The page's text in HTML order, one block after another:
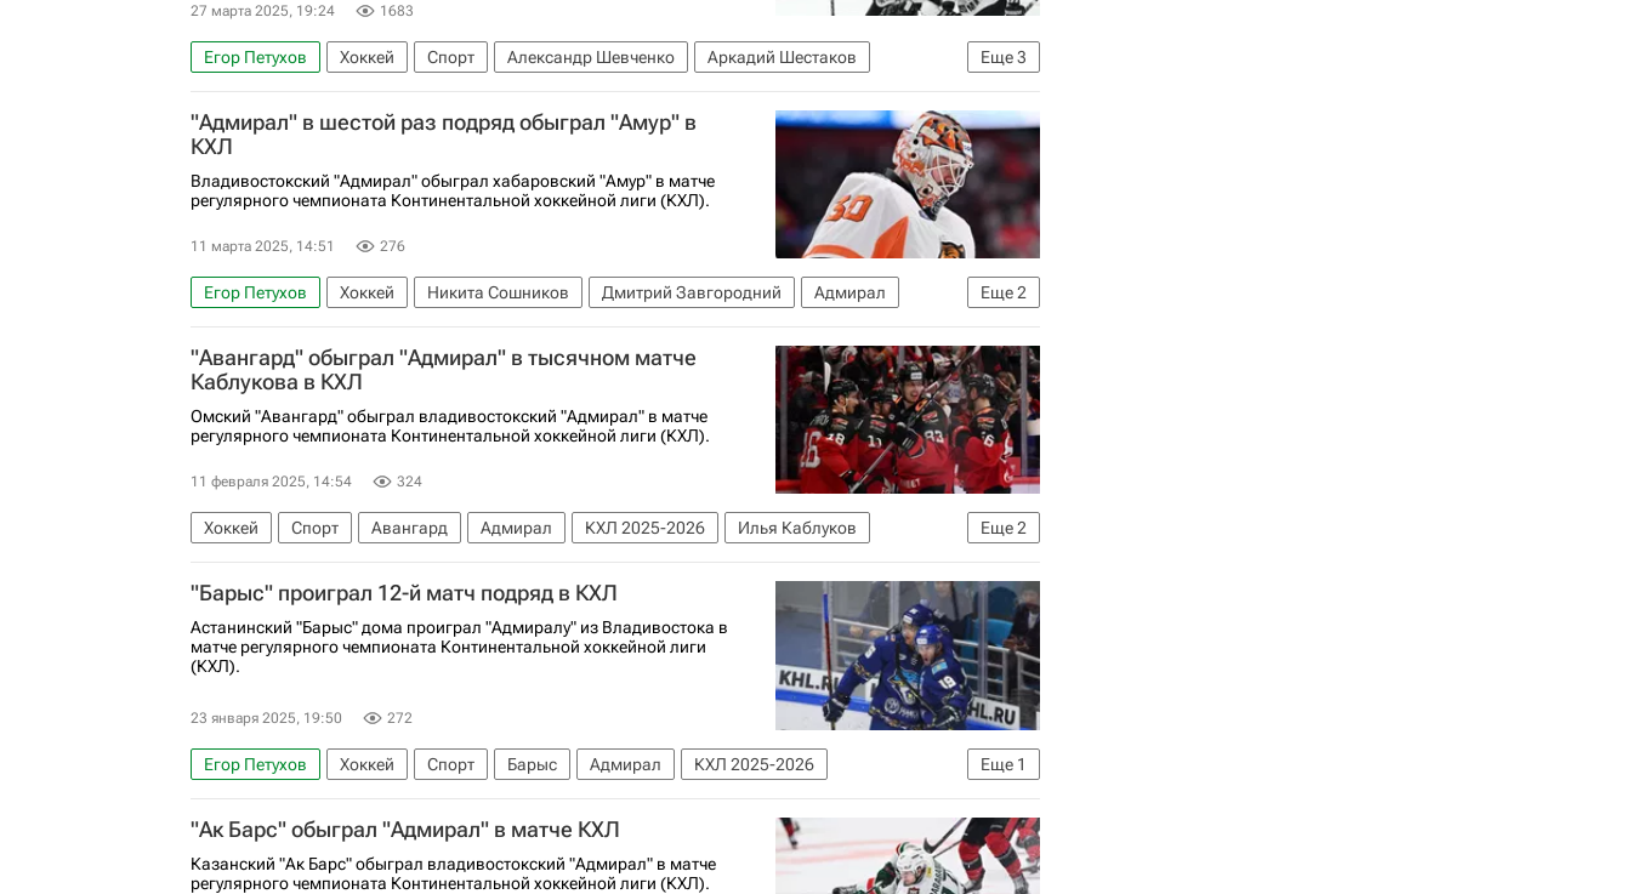
27 марта 2025, 19:24 1683
Еще3
Егор Петухов Хоккей Спорт Александр Шевченко
Аркадий Шестаков
Трактор
Адмирал КХЛ 2025-2026
"Адмирал" в шестой раз подряд обыграл "Амур" в
КХЛ
Владивостокский "Адмирал" обыграл хабаровский "Амур" в матче
регулярного чемпионата Континентальной хоккейной лиги (КХЛ).
11 марта 2025, 14:51 276
Еще2
Егор Петухов Хоккей Никита Сошников Дмитрий Завгородний
Адмирал
Амур
КХЛ 2025-2026
"Авангард" обыграл "Адмирал" в тысячном матче
Каблукова в КХЛ
Омский "Авангард" обыграл владивостокский "Адмирал" в матче
регулярного чемпионата Континентальной хоккейной лиги (КХЛ).
11 февраля 2025, 14:54 324
Еще2
Хоккей Спорт Авангард Адмирал КХЛ 2025-2026
Илья Каблуков
Николай Прохоркин
Дамир Шарипзянов
"Барыс" проиграл 12-й матч подряд в КХЛ
Астанинский "Барыс" дома проиграл "Адмиралу" из Владивостока в
матче регулярного чемпионата Континентальной хоккейной лиги
(КХЛ).
23 января 2025, 19:50 272
Еще 1
Егор Петухов Хоккей Спорт Барыс Адмирал
КХЛ 2025-2026
Дамир Жафяров
"Ак Барс" обыграл "Адмирал" в матче КХЛ
Казанский "Ак Барс" обыграл владивостокский "Адмирал" в матче
регулярного чемпионата Континентальной хоккейной лиги (КХЛ).